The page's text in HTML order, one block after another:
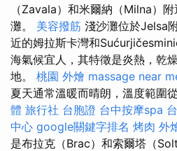
（Zavala）和米爾納（Milna）
灘。 美容撥筋 淺沙灘位於Jelsa
近的姆拉斯卡灣和
海氣候宜人，其特徵是炎熱，乾
地。 桃園 外燴 massage near
夏天通常溫暖而晴朗，溫度範圍
體 旅行社 台胞證 台中按摩spa
中心 google關鍵字排名 烤肉 外
是布拉克（Brac）和索爾塔（